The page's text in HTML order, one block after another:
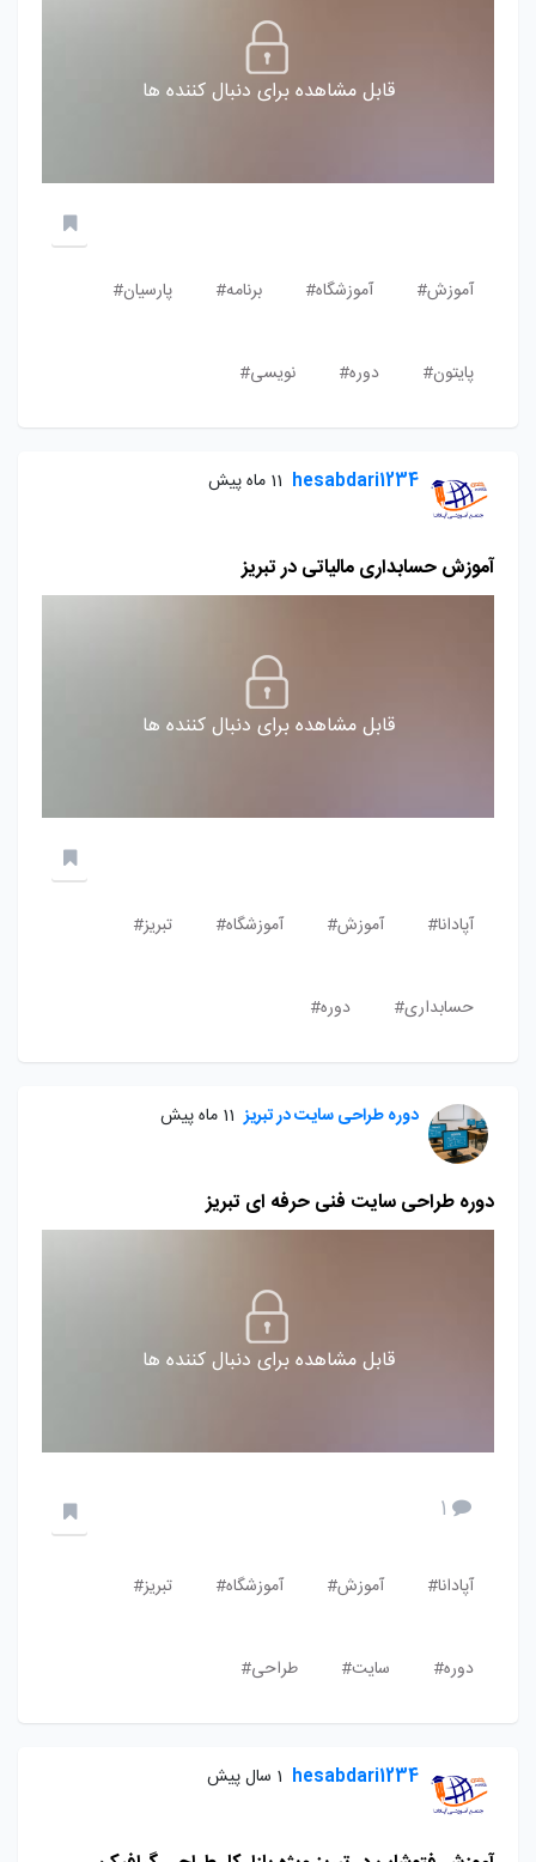
قابل مشاهده برای دنبال کننده ها
آموزش# آموزشگاه# برنامه# پارسیان#
پایتون# دوره# نویسی#
hesabdari1234 11 ماه پیش
آموزش حسابداری مالیاتی در تبریز
قابل مشاهده برای دنبال کننده ها
آپادانا# آموزش# آموزشگاه# تبریز#
حسابداری# دوره#
دوره طراحی سایت در تبریز 11 ماه پیش
دوره طراحی سایت فنی حرفه ای تبریز
قابل مشاهده برای دنبال کننده ها
1
آپادانا# آموزش# آموزشگاه# تبریز#
دوره# سایت# طراحی#
hesabdari1234 1 سال پیش